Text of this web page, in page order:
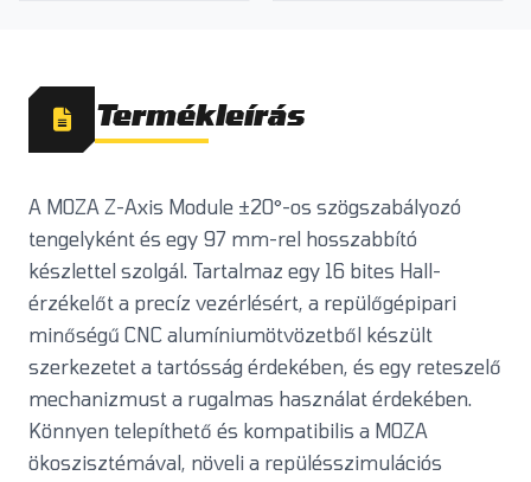
Termékleírás
A MOZA Z-Axis Module ±20°-os szögszabályozó
tengelyként és egy 97 mm-rel hosszabbító
készlettel szolgál. Tartalmaz egy 16 bites Hall-
érzékelőt a precíz vezérlésért, a repülőgépipari
minőségű CNC alumíniumötvözetből készült
szerkezetet a tartósság érdekében, és egy reteszelő
mechanizmust a rugalmas használat érdekében.
Könnyen telepíthető és kompatibilis a MOZA
ökoszisztémával, növeli a repülésszimulációs